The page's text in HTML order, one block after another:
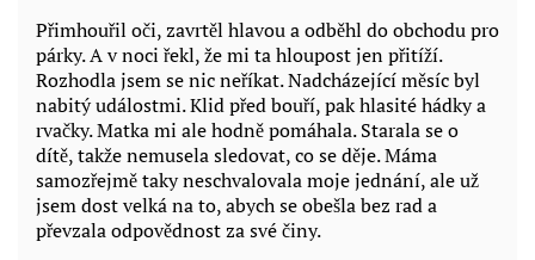
Přimhouřil oči, zavrtěl hlavou a odběhl do obchodu pro
párky. A v noci řekl, že mi ta hloupost jen přitíží.
Rozhodla jsem se nic neříkat. Nadcházející měsíc byl
nabitý událostmi. Klid před bouří, pak hlasité hádky a
rvačky. Matka mi ale hodně pomáhala. Starala se o
dítě, takže nemusela sledovat, co se děje. Máma
samozřejmě taky neschvalovala moje jednání, ale už
jsem dost velká na to, abych se obešla bez rad a
převzala odpovědnost za své činy.